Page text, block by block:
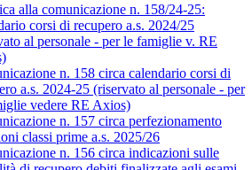
alla comunicazione n. 158/24-25:
corsi di recupero a.s. 2024/25
al personale - per le famiglie v. RE
n. 158 circa calendario corsi di
a.s. 2024-25 (riservato al personale - per
vedere RE Axios)
n. 157 circa perfezionamento
classi prime a.s. 2025/26
n. 156 circa indicazioni sulle